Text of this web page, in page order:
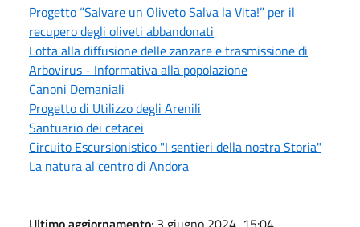
Progetto “Salvare un Oliveto Salva la Vita!” per il
recupero degli oliveti abbandonati
Lotta alla diffusione delle zanzare e trasmissione di
Arbovirus - Informativa alla popolazione
Canoni Demaniali
Progetto di Utilizzo degli Arenili
Santuario dei cetacei
Circuito Escursionistico "I sentieri della nostra Storia"
La natura al centro di Andora